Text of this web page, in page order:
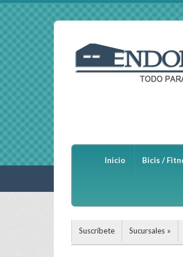
Inicio Bicis /
Suscríbete Sucursales